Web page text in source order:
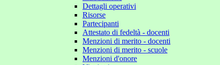
Dettagli operativi
Risorse
Partecipanti
Attestato di fedeltà - docenti
Menzioni di merito - docenti
Menzioni di merito - scuole
Menzioni d'onore